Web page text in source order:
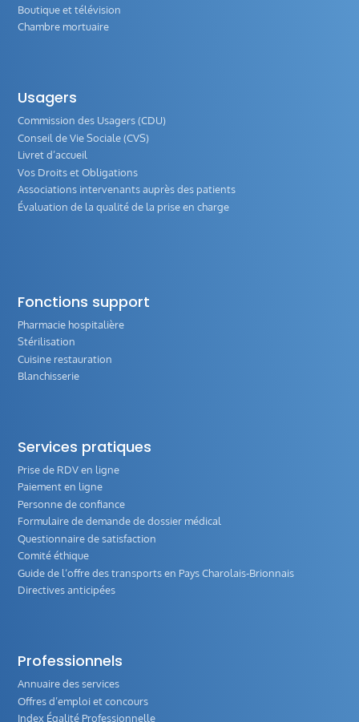
Boutique et télévision
Chambre mortuaire
Usagers
Commission des Usagers (CDU)
Conseil de Vie Sociale (CVS)
Livret d’accueil
Vos Droits et Obligations
Associations intervenants auprès des patients
Évaluation de la qualité de la prise en charge
Fonctions support
Pharmacie hospitalière
Stérilisation
Cuisine restauration
Blanchisserie
Services pratiques
Prise de RDV en ligne
Paiement en ligne
Personne de confiance
Formulaire de demande de dossier médical
Questionnaire de satisfaction
Comité éthique
Guide de l‘offre des transports en Pays Charolais-Brionnais
Directives anticipées
Professionnels
Annuaire des services
Offres d’emploi et concours
Index Égalité Professionnelle